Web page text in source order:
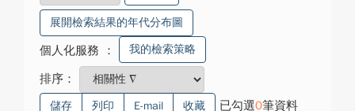
展開檢索結果的年代分布圖
個人化服務 ： 我的檢索策略
排序：
儲存 列印 E-mail 收藏 已勾選0筆資料